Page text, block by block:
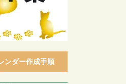
ンダー作成手順